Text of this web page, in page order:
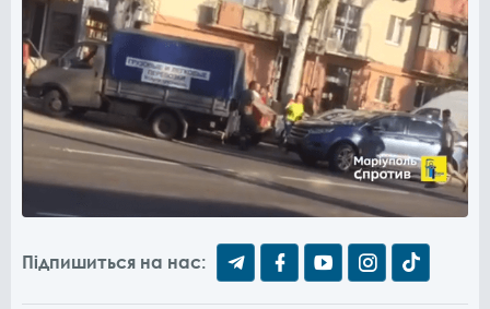
Підпишиться на нас: